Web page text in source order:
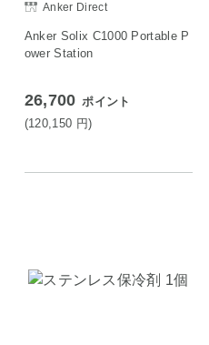
Anker Direct
Anker Solix C1000 Portable P
ower Station
26,700 ポイント
(120,150 円)